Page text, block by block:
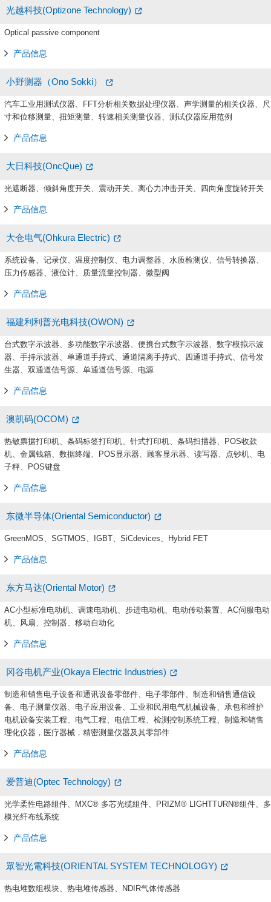
光越科技(Optizone Technology)
Optical passive component
产品信息
小野测器（Ono Sokki）
汽车工业用测试仪器、FFT分析相关数据处理仪器、声学测量的相关仪器、尺
寸和位移测量、扭矩测量、转速相关测量仪器、测试仪器应用范例
产品信息
大日科技(OncQue)
光遮断器、倾斜角度开关、震动开关、离心力冲击开关、四向角度旋转开关
产品信息
大仓电气(Ohkura Electric)
系统设备、记录仪、温度控制仪、电力调整器、水质检测仪、信号转换器、
压力传感器、液位计、质量流量控制器、微型阀
产品信息
福建利利普光电科技(OWON)
台式数字示波器、多功能数字示波器、便携台式数字示波器、数字模拟示波
器、手持示波器、单通道手持式、通道隔离手持式、四通道手持式、信号发
生器、双通道信号源、单通道信号源、电源
产品信息
澳凯码(OCOM)
热敏票据打印机、条码标签打印机、针式打印机、条码扫描器、POS收款
机、金属钱箱、数据终端、POS显示器、顾客显示器、读写器、点钞机、电
子秤、POS键盘
产品信息
东微半导体(Oriental Semiconductor)
GreenMOS、SGTMOS、IGBT、SiCdevices、Hybrid FET
产品信息
东方马达(Oriental Motor)
AC小型标准电动机、调速电动机、步进电动机、电动传动装置、AC伺服电动
机、风扇、控制器、移动自动化
产品信息
冈谷电机产业(Okaya Electric Industries)
制造和销售电子设备和通讯设备零部件、电子零部件、制造和销售通信设
备、电子测量仪器、电子应用设备、工业和民用电气机械设备、承包和维护
电机设备安装工程、电气工程、电信工程、检测控制系统工程、制造和销售
理化仪器，医疗器械，精密测量仪器及其零部件
产品信息
爱普迪(Optec Technology)
光学柔性电路组件、MXC® 多芯光缆组件、PRIZM® LIGHTTURN®组件、多
模光纤布线系统
产品信息
眾智光電科技(ORIENTAL SYSTEM TECHNOLOGY)
热电堆数组模块、热电堆传感器、NDIR气体传感器